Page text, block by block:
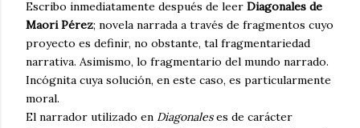
Escribo inmediatamente después de leer Diagonales de
Maori Pérez; novela narrada a través de fragmentos cuyo
proyecto es definir, no obstante, tal fragmentariedad
narrativa. Asimismo, lo fragmentario del mundo narrado.
Incógnita cuya solución, en este caso, es particularmente
moral.
El narrador utilizado en Diagonaleses de carácter